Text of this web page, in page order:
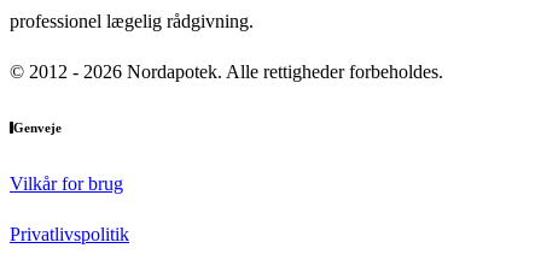
professionel lægelig rådgivning.
© 2012 - 2026 Nordapotek. Alle rettigheder forbeholdes.
Genveje
Vilkår for brug
Privatlivspolitik